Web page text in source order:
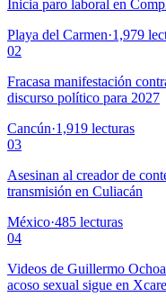
Inicia paro laboral en
Playa del Carmen·1,979
02
Fracasa manifestación
discurso político para 2027
Cancún·1,919 lecturas
03
Asesinan al creador de
transmisión en Culiacán
México·485 lecturas
04
Videos de Guillermo
acoso sexual sigue en